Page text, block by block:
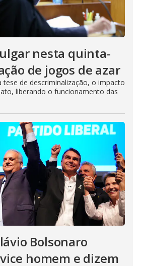
nesta quinta-
de jogos de azar
tese de descriminalização, o impacto
liberando o funcionamento das
Bolsonaro
homem e dizem